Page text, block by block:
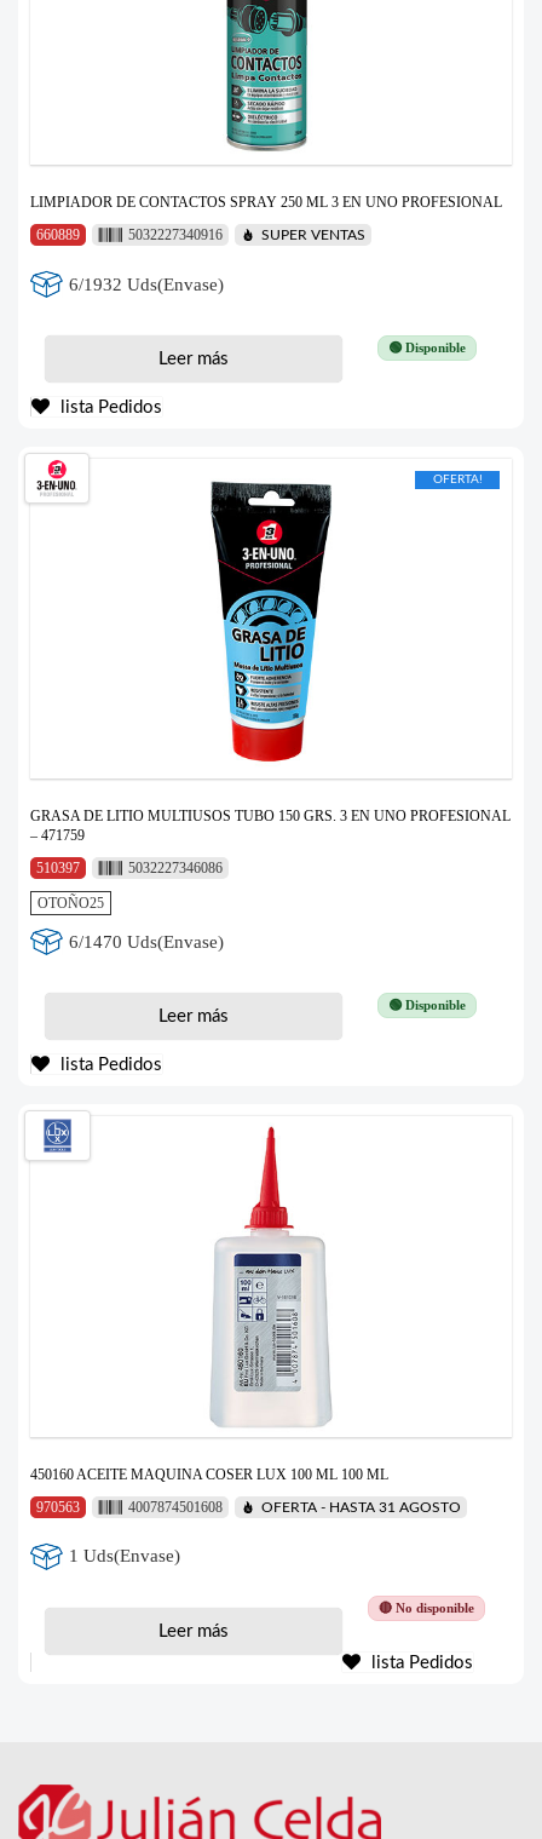
LIMPIADOR DE CONTACTOS SPRAY 250 ML 3 EN UNO PROFESIONAL
660889
5032227340916 SUPER VENTAS
6/1932 Uds(Envase)
🟢 Disponible
Leer más
lista Pedidos
OFERTA!
GRASA DE LITIO MULTIUSOS TUBO 150 GRS. 3 EN UNO PROFESIONAL
– 471759
510397
5032227346086
OTOÑO25
6/1470 Uds(Envase)
🟢 Disponible
Leer más
lista Pedidos
450160 ACEITE MAQUINA COSER LUX 100 ML 100 ML
970563
4007874501608 OFERTA - HASTA 31 AGOSTO
1 Uds(Envase)
🔴 No disponible
Leer más
lista Pedidos